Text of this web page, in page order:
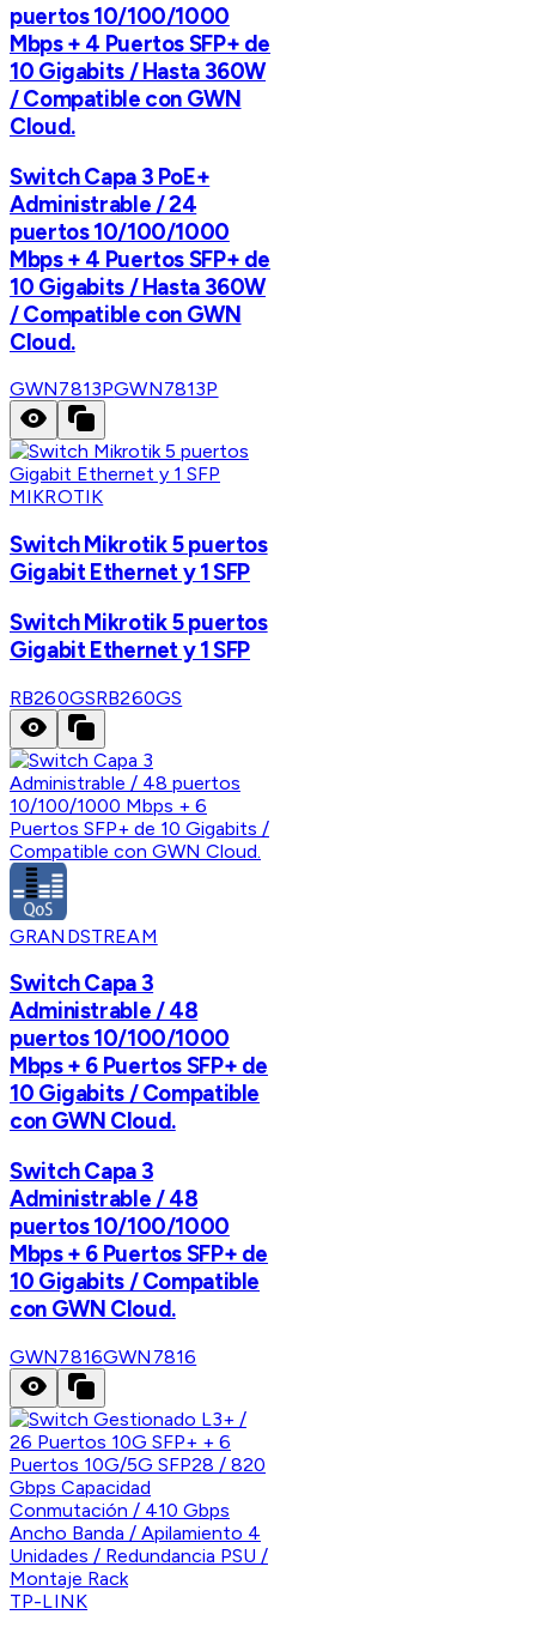
puertos 10/100/1000
Mbps + 4 Puertos SFP+ de
10 Gigabits / Hasta 360W
/ Compatible con GWN
Cloud.
Switch Capa 3 PoE+
Administrable / 24
puertos 10/100/1000
Mbps + 4 Puertos SFP+ de
10 Gigabits / Hasta 360W
/ Compatible con GWN
Cloud.
GWN7813PGWN7813P
MIKROTIK
Switch Mikrotik 5 puertos
Gigabit Ethernet y 1 SFP
Switch Mikrotik 5 puertos
Gigabit Ethernet y 1 SFP
RB260GSRB260GS
GRANDSTREAM
Switch Capa 3
Administrable / 48
puertos 10/100/1000
Mbps + 6 Puertos SFP+ de
10 Gigabits / Compatible
con GWN Cloud.
Switch Capa 3
Administrable / 48
puertos 10/100/1000
Mbps + 6 Puertos SFP+ de
10 Gigabits / Compatible
con GWN Cloud.
GWN7816GWN7816
TP-LINK